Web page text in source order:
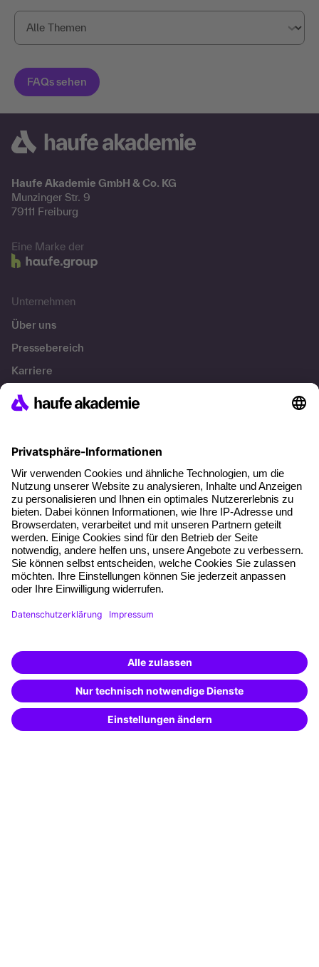
Haufe Akademie GmbH & Co. KG
Munzinger Str. 9
79111 Freiburg
Eine Marke der
Unternehmen
Über uns
Pressebereich
Karriere
Referenzen
Über unser Angebot
Planungssicherheit
Freie Seminarplätze
Qualitätsstandards
Planung und Locations
Fördermöglichkeiten
Weiterbildungs-App
Besondere Angebote
Potenzialanalyse
Transfercoaching
Weiterbildung finden -
mit KI-Power!
Beschreibe was du suchst und erhalte
passende Weiterbildungen vomKI-Berater
– schnell und treffsicher.